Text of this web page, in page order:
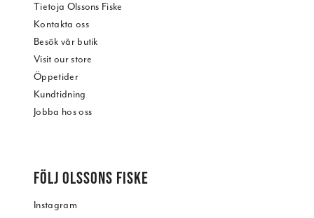
Tietoja Olssons Fiske
Kontakta oss
Besök vår butik
Visit our store
Öppetider
Kundtidning
Jobba hos oss
FÖLJ OLSSONS FISKE
Instagram